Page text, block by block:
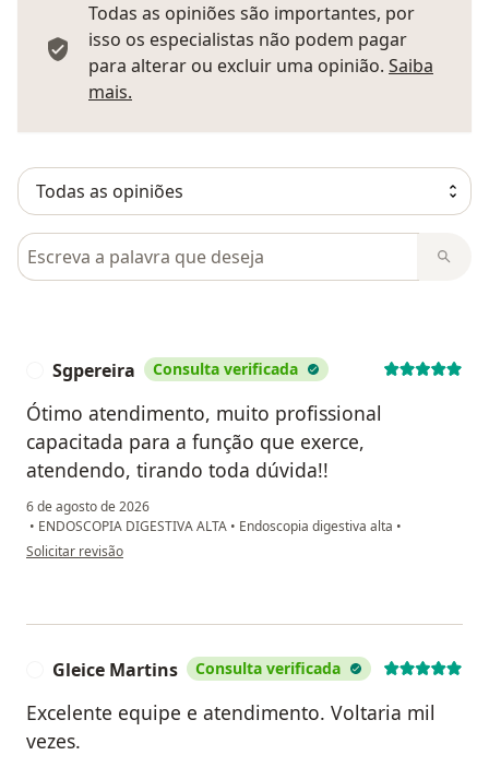
Todas as opiniões são importantes, por
isso os especialistas não podem pagar
para alterar ou excluir uma opinião. Saiba
mais.
Pesquisar em opiniões
Sgpereira Consulta verificada
Ótimo atendimento, muito profissional
capacitada para a função que exerce,
atendendo, tirando toda dúvida!!
6 de agosto de 2026
• ENDOSCOPIA DIGESTIVA ALTA • Endoscopia digestiva alta •
na opinião do utilizador Sgpereira
Solicitar revisão
Gleice Martins Consulta verificada
Excelente equipe e atendimento. Voltaria mil
vezes.